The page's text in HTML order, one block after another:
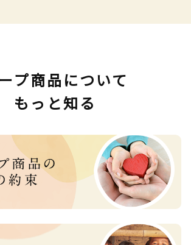
プ商品について
もっと知る